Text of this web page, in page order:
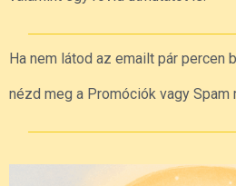
Ha nem látod az emailt pár percen
nézd meg a Promóciók vagy Spam